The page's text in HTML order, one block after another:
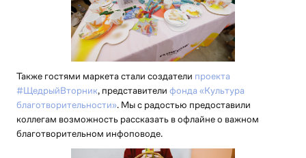
Также гостями маркета стали создателипроекта
#ЩедрыйВторник, представителифонда «Культура
благотворительности». Мы с радостью предоставили
коллегам возможность рассказать в офлайне о важном
благотворительном инфоповоде.